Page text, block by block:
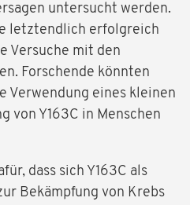
untersucht werden.
letztendlich erfolgreich
Versuche mit den
Forschende könnten
Verwendung eines kleinen
von Y163C in Menschen
dass sich Y163C als
Bekämpfung von Krebs